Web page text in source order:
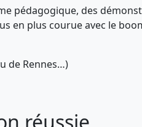
pédagogique, des
en plus courue avec le
de Rennes…)